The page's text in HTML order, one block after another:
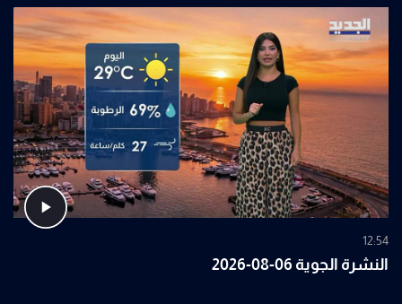
12:54
النشرة الجوية 06-08-2026